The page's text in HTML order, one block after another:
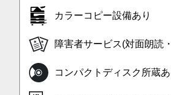
カラーコピー設備あり
障害者サービス(対面朗読
コンパクトディスク所蔵